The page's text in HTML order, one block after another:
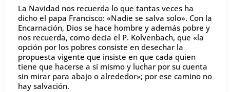
La Navidad nos recuerda lo que tantas veces ha
dicho el papa Francisco: «Nadie se salva solo». Con la
Encarnación, Dios se hace hombre y además pobre y
nos recuerda, como decía el P. Kolvenbach, que «la
opción por los pobres consiste en desechar la
propuesta vigente que insiste en que cada quien
tiene que hacerse a sí mismo y luchar por su cuenta
sin mirar para abajo o alrededor»; por ese camino no
hay salvación.